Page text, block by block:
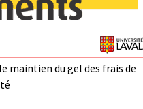
maintien du gel des frais de